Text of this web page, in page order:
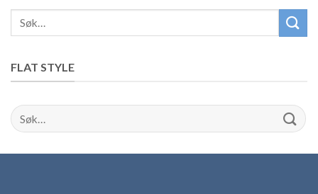
Søk
etter:
FLAT STYLE
Søk
etter: